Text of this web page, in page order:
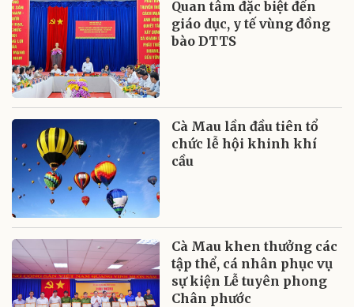
Quan tâm đặc biệt đến
giáo dục, y tế vùng đồng
bào DTTS
Cà Mau lần đầu tiên tổ
chức lễ hội khinh khí
cầu
Cà Mau khen thưởng các
tập thể, cá nhân phục vụ
sự kiện Lễ tuyên phong
Chân phước